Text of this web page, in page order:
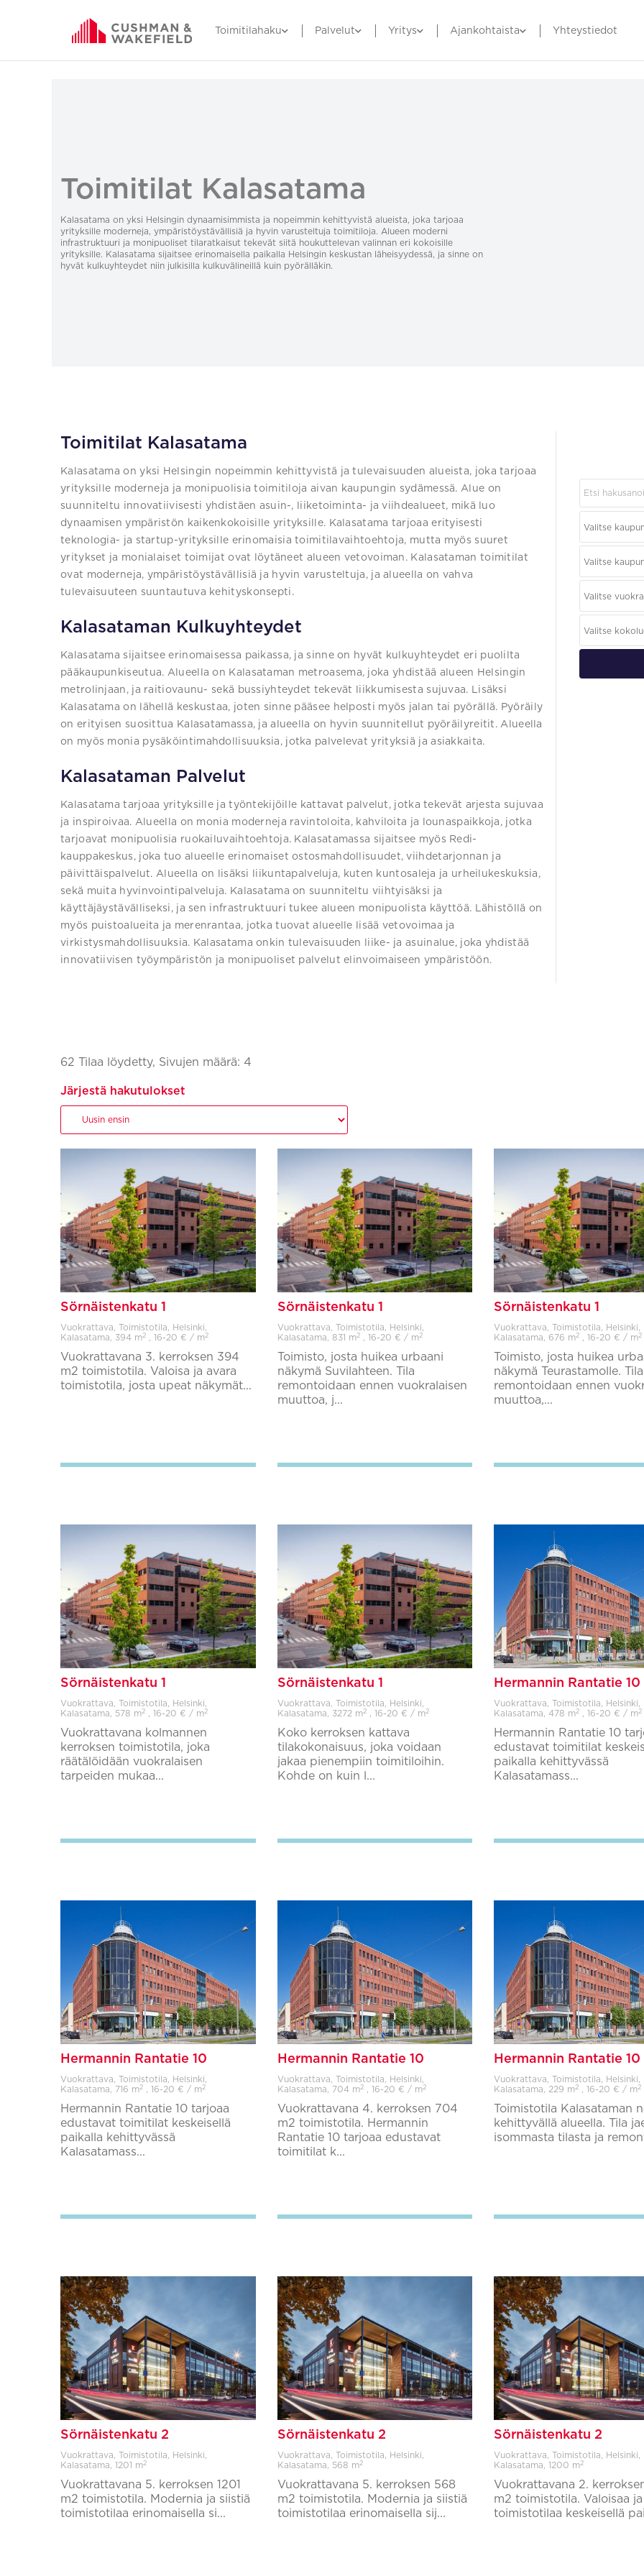
Toimitilahaku Palvelut Yritys Ajankohtaista Yhteystiedot
Toimitilat Kalasatama
Kalasatama on yksi Helsingin dynaamisimmista ja nopeimmin kehittyvistä alueista, joka tarjoaa
yrityksille moderneja, ympäristöystävällisiä ja hyvin varusteltuja toimitiloja. Alueen moderni
infrastruktuuri ja monipuoliset tilaratkaisut tekevät siitä houkuttelevan valinnan eri kokoisille
yrityksille. Kalasatama sijaitsee erinomaisella paikalla Helsingin keskustan läheisyydessä, ja sinne on
hyvät kulkuyhteydet niin julkisilla kulkuvälineillä kuin pyörälläkin.
Toimitilat Kalasatama
Kalasatama on yksi Helsingin nopeimmin kehittyvistä ja tulevaisuuden alueista, joka tarjoaa
yrityksille moderneja ja monipuolisia toimitiloja aivan kaupungin sydämessä. Alue on
suunniteltu innovatiivisesti yhdistäen asuin-, liiketoiminta- ja viihdealueet, mikä luo
dynaamisen ympäristön kaikenkokoisille yrityksille. Kalasatama tarjoaa erityisesti
teknologia- ja startup-yrityksille erinomaisia toimitilavaihtoehtoja, mutta myös suuret
yritykset ja monialaiset toimijat ovat löytäneet alueen vetovoiman. Kalasataman toimitilat
ovat moderneja, ympäristöystävällisiä ja hyvin varusteltuja, ja alueella on vahva
tulevaisuuteen suuntautuva kehityskonsepti.
Kalasataman Kulkuyhteydet
Kalasatama sijaitsee erinomaisessa paikassa, ja sinne on hyvät kulkuyhteydet eri puolilta
pääkaupunkiseutua. Alueella on Kalasataman metroasema, joka yhdistää alueen Helsingin
metrolinjaan, ja raitiovaunu- sekä bussiyhteydet tekevät liikkumisesta sujuvaa. Lisäksi
Kalasatama on lähellä keskustaa, joten sinne pääsee helposti myös jalan tai pyörällä. Pyöräily
on erityisen suosittua Kalasatamassa, ja alueella on hyvin suunnitellut pyöräilyreitit. Alueella
on myös monia pysäköintimahdollisuuksia, jotka palvelevat yrityksiä ja asiakkaita.
Kalasataman Palvelut
Kalasatama tarjoaa yrityksille ja työntekijöille kattavat palvelut, jotka tekevät arjesta sujuvaa
ja inspiroivaa. Alueella on monia moderneja ravintoloita, kahviloita ja lounaspaikkoja, jotka
tarjoavat monipuolisia ruokailuvaihtoehtoja. Kalasatamassa sijaitsee myös Redi-
kauppakeskus, joka tuo alueelle erinomaiset ostosmahdollisuudet, viihdetarjonnan ja
päivittäispalvelut. Alueella on lisäksi liikuntapalveluja, kuten kuntosaleja ja urheilukeskuksia,
sekä muita hyvinvointipalveluja. Kalasatama on suunniteltu viihtyisäksi ja
käyttäjäystävälliseksi, ja sen infrastruktuuri tukee alueen monipuolista käyttöä. Lähistöllä on
myös puistoalueita ja merenrantaa, jotka tuovat alueelle lisää vetovoimaa ja
virkistysmahdollisuuksia. Kalasatama onkin tulevaisuuden liike- ja asuinalue, joka yhdistää
innovatiivisen työympäristön ja monipuoliset palvelut elinvoimaiseen ympäristöön.
62 Tilaa löydetty, Sivujen määrä: 4
Järjestä hakutulokset
Sörnäistenkatu 1
Vuokrattava, Toimistotila, Helsinki,
Kalasatama, 394 m2 , 16-20 € / m2
Vuokrattavana 3. kerroksen 394
m2 toimistotila. Valoisa ja avara
toimistotila, josta upeat näkymät...
Sörnäistenkatu 1
Vuokrattava, Toimistotila, Helsinki,
Kalasatama, 831 m2, 16-20 € / m2
Toimisto, josta huikea urbaani
näkymä Suvilahteen. Tila
remontoidaan ennen vuokralaisen
muuttoa, j...
Sörnäistenkatu 1
Vuokrattava, Toimistotila, Helsinki,
Kalasatama, 676 m2 , 16-20 € / m2
Toimisto, josta huikea
näkymä Teurastamolle. Tila
remontoidaan ennen
muuttoa,...
Sörnäistenkatu 1
Vuokrattava, Toimistotila, Helsinki,
Kalasatama, 578 m2 , 16-20 € / m2
Vuokrattavana kolmannen
kerroksen toimistotila, joka
räätälöidään vuokralaisen
tarpeiden mukaa...
Sörnäistenkatu 1
Vuokrattava, Toimistotila, Helsinki,
Kalasatama,
3272 m2, 16-20 € / m2
Koko kerroksen kattava
tilakokonaisuus, joka voidaan
jakaa pienempiin toimitiloihin.
Kohde on kuin l...
Hermannin Rantatie 10
Vuokrattava, Toimistotila, Helsinki,
Kalasatama, 478 m2 , 16-20 € / m2
Hermannin Rantatie 10
edustavat toimitilat
paikalla kehittyvässä
Kalasatamass...
Hermannin Rantatie 10
Vuokrattava, Toimistotila, Helsinki,
Kalasatama, 716 m2 , 16-20 € / m2
Hermannin Rantatie 10 tarjoaa
edustavat toimitilat keskeisellä
paikalla kehittyvässä
Kalasatamass...
Hermannin Rantatie 10
Vuokrattava, Toimistotila, Helsinki,
Kalasatama,
704 m2, 16-20 € / m2
Vuokrattavana 4. kerroksen 704
m2 toimistotila. Hermannin
Rantatie 10 tarjoaa edustavat
toimitilat k...
Hermannin Rantatie 10
Vuokrattava, Toimistotila, Helsinki,
Kalasatama, 229 m2 , 16-20 € / m2
Toimistotila Kalasataman
kehittyvällä alueella. Tila
isommasta tilasta ja
Sörnäistenkatu 2
Vuokrattava, Toimistotila, Helsinki,
Kalasatama, 1201 m2
Vuokrattavana 5. kerroksen 1201
m2 toimistotila. Modernia ja siistiä
toimistotilaa erinomaisella si...
Sörnäistenkatu 2
Vuokrattava, Toimistotila, Helsinki,
Kalasatama,
568 m2
Vuokrattavana 5. kerroksen 568
m2 toimistotila. Modernia ja siistiä
toimistotilaa erinomaisella sij...
Sörnäistenkatu 2
Vuokrattava, Toimistotila, Helsinki,
Kalasatama, 1200 m2
Vuokrattavana 2.
m2 toimistotila. Valoisaa ja
toimistotilaa keskeisellä